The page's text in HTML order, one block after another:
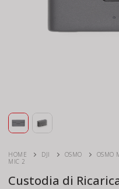
HOME DJI OSMO OSMO
MIC 2
Custodia di